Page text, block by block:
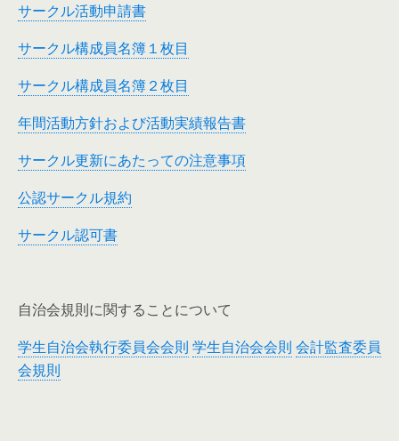
サークル活動申請書
サークル構成員名簿１枚目
サークル構成員名簿２枚目
年間活動方針および活動実績報告書
サークル更新にあたっての注意事項
公認サークル規約
サークル認可書
自治会規則に関することについて
学生自治会執行委員会会則 学生自治会会則 会計監査委員
会規則